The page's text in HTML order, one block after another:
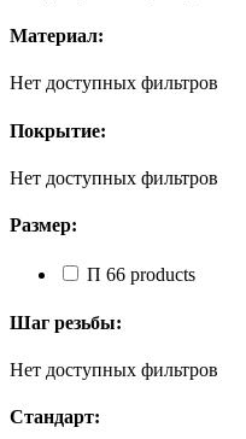
Материал:
Нет доступных фильтров
Покрытие:
Нет доступных фильтров
Размер:
П 66 products
Шаг резьбы:
Нет доступных фильтров
Стандарт: